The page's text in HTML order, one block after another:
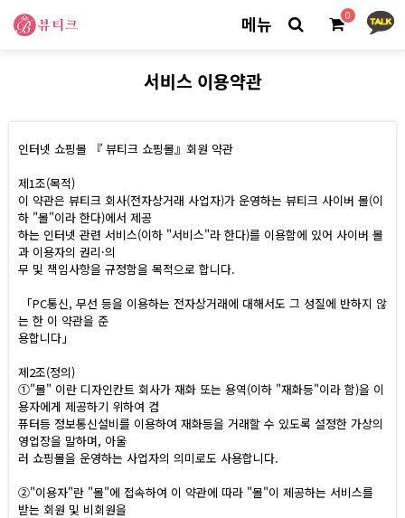
메뉴 0
서비스 이용약관
인터넷 쇼핑몰 『 뷰티크 쇼핑몰』회원 약관
제1조(목적)
이 약관은 뷰티크 회사(전자상거래 사업자)가 운영하는 뷰티크 사이버 몰(이
하 "몰"이라 한다)에서 제공
하는 인터넷 관련 서비스(이하 "서비스"라 한다)를 이용함에 있어 사이버 몰
과 이용자의 권리·의
무 및 책임사항을 규정함을 목적으로 합니다.
「PC통신, 무선 등을 이용하는 전자상거래에 대해서도 그 성질에 반하지 않
는 한 이 약관을 준
용합니다」
제2조(정의)
①"몰" 이란 디자인칸트 회사가 재화 또는 용역(이하 "재화등"이라 함)을 이
용자에게 제공하기 위하여 컴
퓨터등 정보통신설비를 이용하여 재화등을 거래할 수 있도록 설정한 가상의
영업장을 말하며, 아울
러 쇼핑몰을 운영하는 사업자의 의미로도 사용합니다.
②"이용자"란 "몰"에 접속하여 이 약관에 따라 "몰"이 제공하는 서비스를
받는 회원 및 비회원을